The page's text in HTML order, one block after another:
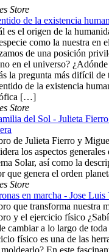
Store
de la existencia
es el origen de la
como la nuestra en
de una posición
en el universo?
la pregunta más difícil de
de la existencia
[…]
Store
del Sol - Julieta
de Julieta Fierro y
los aspectos
Solar, así como la
que genera el orden
Store
en marcha - Jose Luis
que transforma nuestra
y el ejercicio físico
cambiar a lo largo de
físico es una de las